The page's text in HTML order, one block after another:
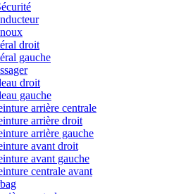
droit
gauche
droit
gauche
arrière centrale
arrière droit
arrière gauche
avant droit
avant gauche
centrale avant